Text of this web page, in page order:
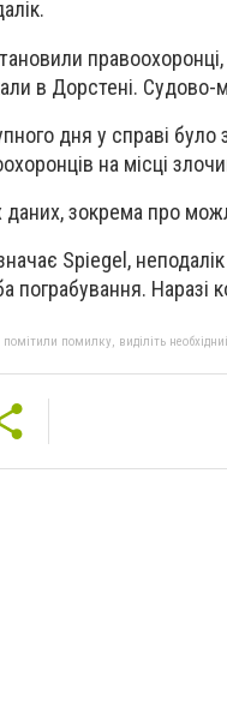
правоохоронці,
в Дорстені. Судово-
дня у справі
на місці
даних, зокрема про
Spiegel,
пограбування. Наразі
помилку, виділіть